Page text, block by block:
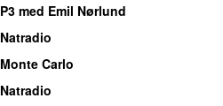
P3 med Emil Nørlund
Natradio
Monte Carlo
Natradio